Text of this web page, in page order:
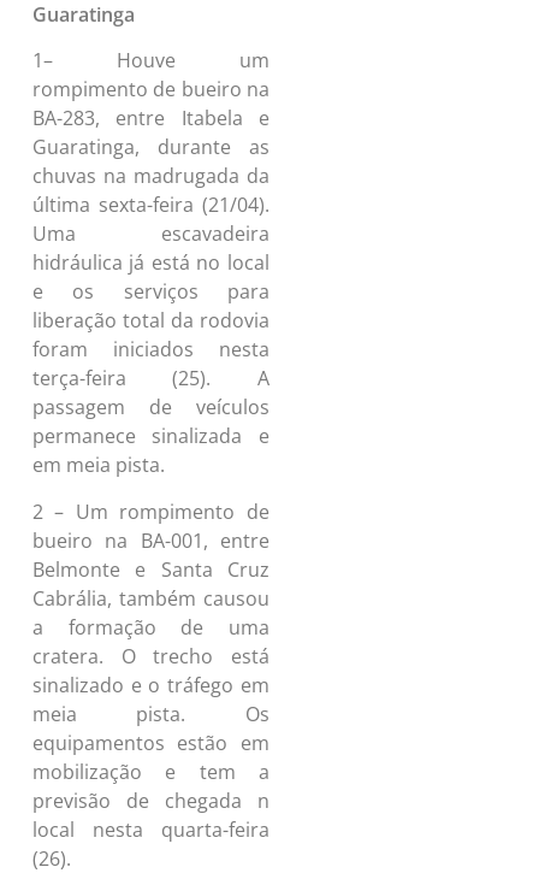
Guaratinga
1– Houve um
rompimento de bueiro na
BA-283, entre Itabela e
Guaratinga, durante as
chuvas na madrugada da
última sexta-feira (21/04).
Uma escavadeira
hidráulica já está no local
e os serviços para
liberação total da rodovia
foram iniciados nesta
terça-feira (25). A
passagem de veículos
permanece sinalizada e
em meia pista.
2 – Um rompimento de
bueiro na BA-001, entre
Belmonte e Santa Cruz
Cabrália, também causou
a formação de uma
cratera. O trecho está
sinalizado e o tráfego em
meia pista. Os
equipamentos estão em
mobilização e tem a
previsão de chegada n
local nesta quarta-feira
(26).